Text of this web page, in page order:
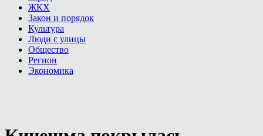
ЖКХ
Закон и порядок
Культура
Люди с улицы
Общество
Регион
Экономика